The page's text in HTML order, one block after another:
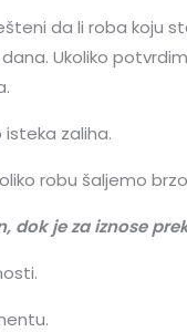
da li roba koju
Ukoliko
zaliha.
robu šaljemo
je za iznose